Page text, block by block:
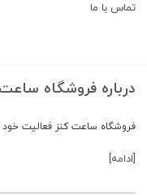
تماس با ما
درباره فروشگاه
فروشگاه ساعت کنز فعالیت خود را درسال 1379 به طور تخصصی در زمینه ساعت های اورجینال و
[ادامه]